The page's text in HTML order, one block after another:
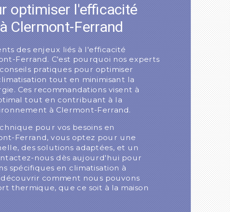
optimiser l'efficacité
Clermont-Ferrand
des enjeux liés à l'efficacité
Ferrand. C'est pourquoi nos experts
pratiques pour optimiser
tout en minimisant la
Ces recommandations visent à
tout en contribuant à la
à Clermont-Ferrand.
pour vos besoins en
Ferrand, vous optez pour une
des solutions adaptées, et un
nous dès aujourd'hui pour
spécifiques en climatisation à
comment nous pouvons
thermique, que ce soit à la maison